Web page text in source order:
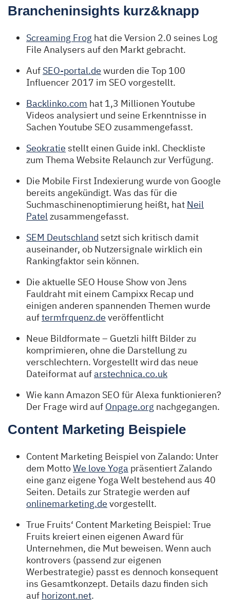
Brancheninsights kurz&knapp
Screaming Frog hat die Version 2.0 seines Log
File Analysers auf den Markt gebracht.
Auf SEO-portal.de wurden die Top 100
Influencer 2017 im SEO vorgestellt.
Backlinko.com hat 1,3 Millionen Youtube
Videos analysiert und seine Erkenntnisse in
Sachen Youtube SEO zusammengefasst.
Seokratie stellt einen Guide inkl. Checkliste
zum Thema Website Relaunch zur Verfügung.
Die Mobile First Indexierung wurde von Google
bereits angekündigt. Was das für die
Suchmaschinenoptimierung heißt, hat Neil
Patelzusammengefasst.
SEM Deutschland setzt sich kritisch damit
auseinander, ob Nutzersignale wirklich ein
Rankingfaktor sein können.
Die aktuelle SEO House Show von Jens
Fauldraht mit einem Campixx Recap und
einigen anderen spannenden Themen wurde
auftermfrquenz.de veröffentlicht
Neue Bildformate – Guetzli hilft Bilder zu
komprimieren, ohne die Darstellung zu
verschlechtern. Vorgestellt wird das neue
Dateiformat aufarstechnica.co.uk
Wie kann Amazon SEO für Alexa funktionieren?
Der Frage wird auf Onpage.org nachgegangen.
Content Marketing Beispiele
Content Marketing Beispiel von Zalando: Unter
dem MottoWe love Yoga präsentiert Zalando
eine ganz eigene Yoga Welt bestehend aus 40
Seiten. Details zur Strategie werden auf
onlinemarketing.de vorgestellt.
True Fruits‘ Content Marketing Beispiel: True
Fruits kreiert einen eigenen Award für
Unternehmen, die Mut beweisen. Wenn auch
kontrovers (passend zur eigenen
Werbestrategie) passt es dennoch konsequent
ins Gesamtkonzept. Details dazu finden sich
auf horizont.net.